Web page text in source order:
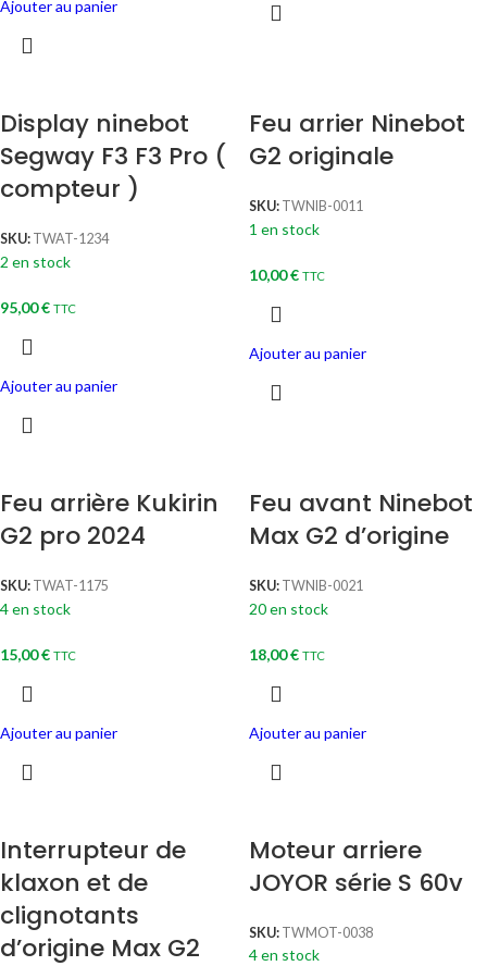
Ajouter au panier
Display ninebot
Segway F3 F3 Pro (
compteur )
SKU: TWAT-1234
2 en stock
95,00€ TTC
Ajouter au panier
Feu arrier Ninebot
G2 originale
SKU: TWNIB-0011
1 en stock
10,00€ TTC
Ajouter au panier
Feu arrière Kukirin
G2 pro 2024
SKU: TWAT-1175
4 en stock
15,00€ TTC
Ajouter au panier
Feu avant Ninebot
Max G2 d’origine
SKU: TWNIB-0021
20 en stock
18,00€ TTC
Ajouter au panier
Interrupteur de
klaxon et de
clignotants
d’origine Max G2
Moteur arriere
JOYOR série S 60v
SKU: TWMOT-0038
4 en stock